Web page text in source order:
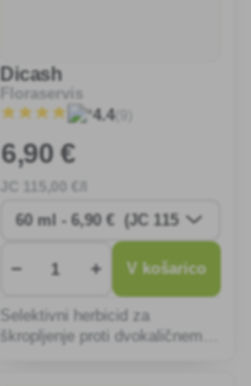
Dicash
Floraservis
4.4(9)
6,90 €
− + V košarico
Selektivni herbicid za
škropljenje proti dvokaličnemu